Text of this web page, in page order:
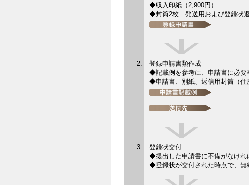
◆収入印紙（2,900円）
◆封筒2枚 発送用および登録状
登録申請書類作成
◆記載例を参考に、申請書に必要
◆申請書、別紙、返信用封筒（住
登録状交付
◆提出した申請書に不備がなけれ
◆登録状が交付された時点で、無